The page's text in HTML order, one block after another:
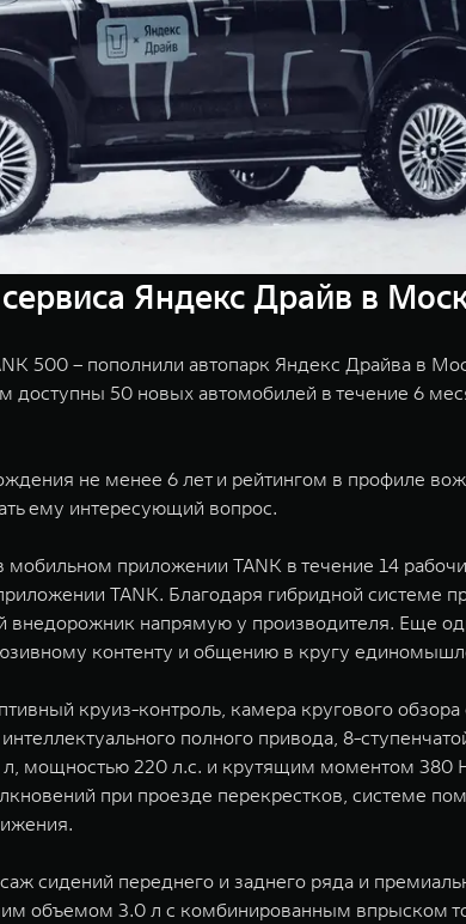
Яндекс Драйв в
500 – пополнили автопарк Яндекс Драйва в
50 новых автомобилей в течение 6
не менее 6 лет и рейтингом в профиле
ему интересующий вопрос.
приложении TANK в течение 14
TANK. Благодаря гибридной системе
внедорожник напрямую у производителя. Еще
контенту и общению в кругу
круиз-контроль, камера кругового обзора
полного привода, 8-
мощностью 220 л.с. и крутящим моментом 380
при проезде перекрестков, системе
сидений переднего и заднего ряда и
объемом 3.0 л с комбинированным впрыском